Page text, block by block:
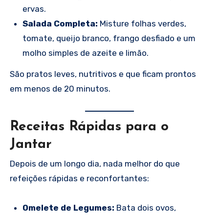
ervas.
Salada Completa: Misture folhas verdes,
tomate, queijo branco, frango desfiado e um
molho simples de azeite e limão.
São pratos leves, nutritivos e que ficam prontos
em menos de 20 minutos.
Receitas Rápidas para o
Jantar
Depois de um longo dia, nada melhor do que
refeições rápidas e reconfortantes:
Omelete de Legumes: Bata dois ovos,